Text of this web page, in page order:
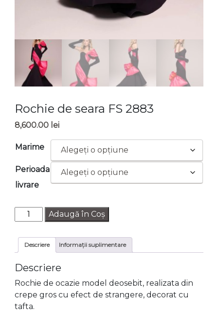
Rochie de seara FS 2883
8,600.00 lei
Marime
Perioada
livrare
Cantitate
Rochie
de
seara
2883
Adaugă în Coș
Descriere Informații suplimentare
Descriere
Rochie de ocazie model deosebit, realizata din
crepe gros cu efect de strangere, decorat cu
tafta.